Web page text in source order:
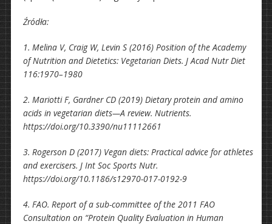
Źródła:
1. Melina V, Craig W, Levin S (2016) Position of the Academy
of Nutrition and Dietetics: Vegetarian Diets. J Acad Nutr Diet
116:1970–1980
2. Mariotti F, Gardner CD (2019) Dietary protein and amino
acids in vegetarian diets—A review. Nutrients.
https://doi.org/10.3390/nu11112661
3. Rogerson D (2017) Vegan diets: Practical advice for athletes
and exercisers. J Int Soc Sports Nutr.
https://doi.org/10.1186/s12970-017-0192-9
4. FAO. Report of a sub-committee of the 2011 FAO
Consultation on “Protein Quality Evaluation in Human